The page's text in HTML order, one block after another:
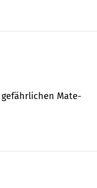
ge­fähr­lichen Mate­